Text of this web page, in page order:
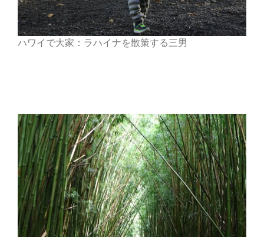
ハワイで大家：ラハイナを散策する三男